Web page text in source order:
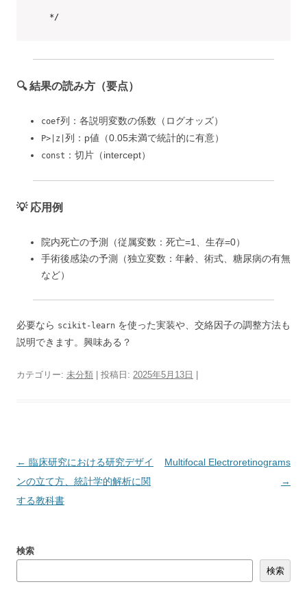
*/
🔍 結果の読み方（要点）
coef列：各説明変数の係数（ログオッズ）
P>|z| 列：p値（0.05未満で統計的に有意）
const ：切片（intercept）
💡 応用例
院内死亡の予測（従属変数：死亡=1、生存=0）
手術後感染の予測（独立変数：年齢、術式、糖尿病の有無
など）
必要なら scikit-learn を使った実装や、交絡因子の調整方法も
説明できます。興味ある？
カテゴリー: 未分類 | 投稿日: 2025年5月13日
投
稿
ナ
ー
← 臨床研究における研究デザイ
ンの立て方、統計学的解析に関
する教科書
Multifocal Electroretinograms
→
検索
検索